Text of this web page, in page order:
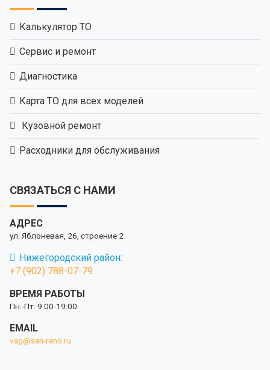
Калькулятор ТО
Сервис и ремонт
Диагностика
Карта ТО для всех моделей
Кузовной ремонт
Расходники для обслуживания
СВЯЗАТЬСЯ С НАМИ
АДРЕС
ул. Яблоневая, 26, строение 2
Нижегородский район:
+7 (902) 788-07-79
ВРЕМЯ РАБОТЫ
Пн.-Пт. 9:00-19:00
EMAIL
vag@san-reno.ru